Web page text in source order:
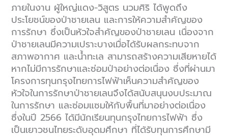
ภายในงาน ผู้ใหญ่แดง-วิสูตร นวมศิริ ได้พูดถึง
ประโยชน์ของป่าชายเลน และการให้ความสำคัญของ
การรักษา ซึ่งเป็นหัวใจสำคัญของป่าชายเลน เนื่องจาก
ป่าชายเลนมีความเปราะบางเมื่อได้รับผลกระทบจาก
สภาพอากาศ และน้ำทะเล สามารถสร้างความเสียหายได้
หากไม่มีการรักษาและซ่อมป่าอย่างต่อเนื่อง ซึ่งที่ผ่านมา
โครงการทุนกรุงไทยการไฟฟ้าเห็นความสำคัญของ
หัวใจในการรักษาป่าชายเลนจึงได้สนับสนุนงบประมาณ
ในการรักษา และซ่อมแซมให้กับพื้นที่มาอย่างต่อเนื่อง
ซึ่งในปี 2566 ได้มีนักเรียนทุนกรุงไทยการไฟฟ้า ซึ่ง
เป็นเยาวชนไทยระดับอุดมศึกษา ที่ได้รับทุนการศึกษามี